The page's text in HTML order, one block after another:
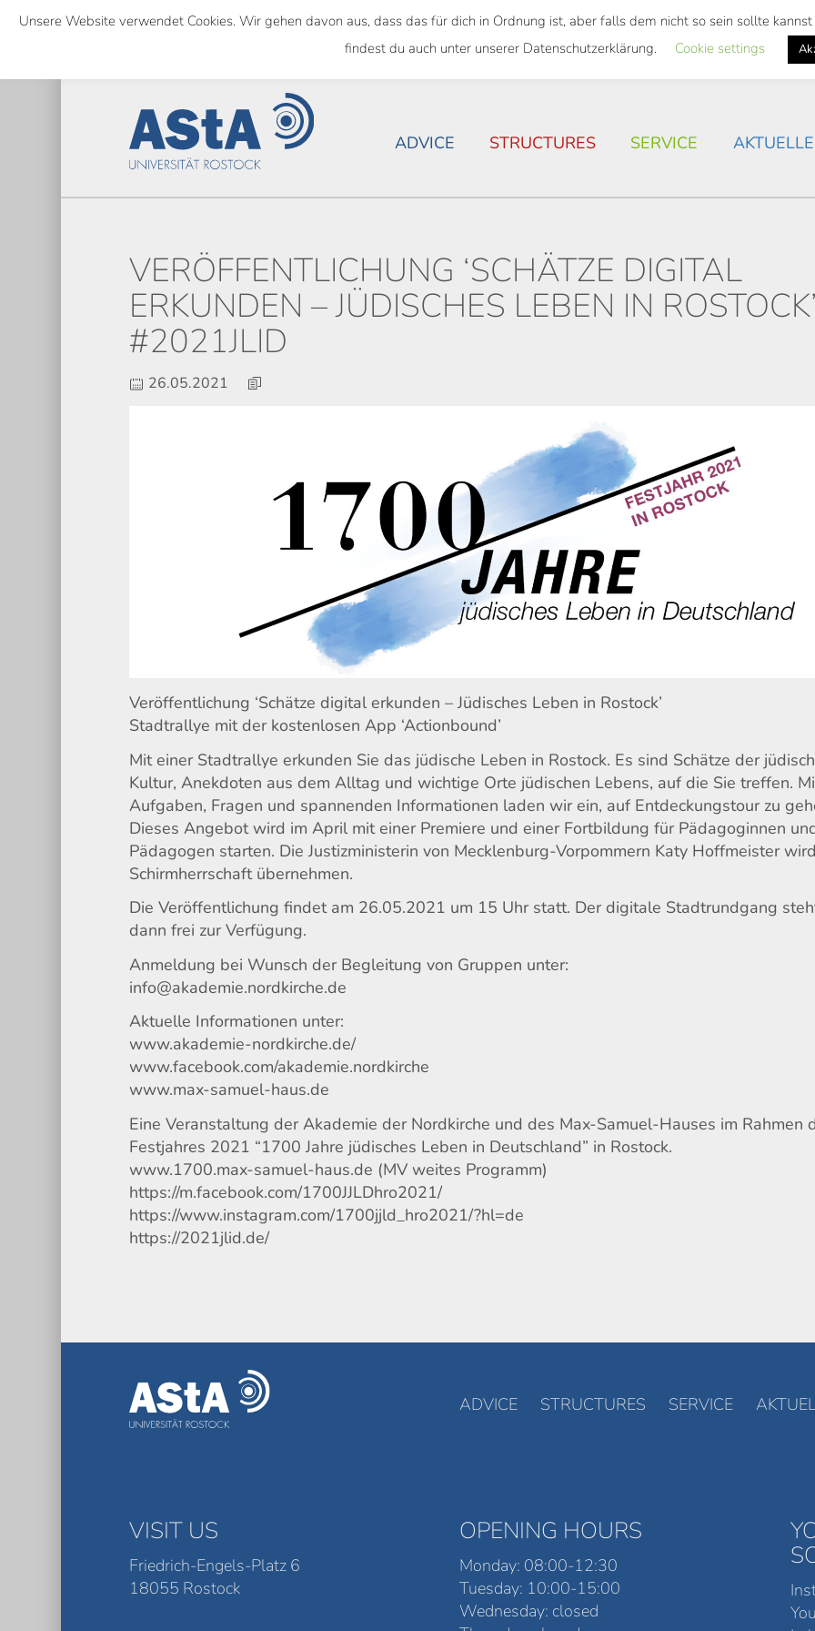
Skip
content
NATIONWIDE SEMESTER TICKET HOUSING SITUATION IN
ADVICE STRUCTURES SERVICE
VERÖFFENTLICHUNG ‘SCHÄTZE DIGITAL
ERKUNDEN – JÜDISCHES LEBEN IN ROSTOCK’
#2021JLID
26.05.2021
Veröffentlichung ‘Schätze digital erkunden – Jüdisches Leben in Rostock’
Stadtrallye mit der kostenlosen App ‘Actionbound’
Mit einer Stadtrallye erkunden Sie das jüdische Leben in Rostock. Es sind Schätze der
Kultur, Anekdoten aus dem Alltag und wichtige Orte jüdischen Lebens, auf die Sie treffen.
Aufgaben, Fragen und spannenden Informationen laden wir ein, auf Entdeckungstour zu
Dieses Angebot wird im April mit einer Premiere und einer Fortbildung für Pädagoginnen
Pädagogen starten. Die Justizministerin von Mecklenburg-Vorpommern Katy Hoffmeister
Schirmherrschaft übernehmen.
Die Veröffentlichung findet am 26.05.2021 um 15 Uhr statt. Der digitale Stadtrundgang
dann frei zur Verfügung.
Anmeldung bei Wunsch der Begleitung von Gruppen unter:
info@akademie.nordkirche.de
Aktuelle Informationen unter:
www.akademie-nordkirche.de/
www.facebook.com/akademie.nordkirche
www.max-samuel-haus.de
Eine Veranstaltung der Akademie der Nordkirche und des Max-Samuel-Hauses im Rahmen
Festjahres 2021 “1700 Jahre jüdisches Leben in Deutschland” in Rostock.
www.1700.max-samuel-haus.de (MV weites Programm)
https://m.facebook.com/1700JJLDhro2021/
https://www.instagram.com/1700jjld_hro2021/?hl=de
https://2021jlid.de/
ADVICE STRUCTURES SERVICE
VISIT US
Friedrich-Engels-Platz 6
18055 Rostock
OPENING HOURS
Monday: 08:00-12:30
Tuesday: 10:00-15:00
Wednesday: closed
Unsere Website verwendet Cookies. Wir gehen davon aus, dass das für dich in Ordnung ist, aber falls dem nicht so sein sollte
findest du auch unter unserer Datenschutzerklärung.
Cookie settings